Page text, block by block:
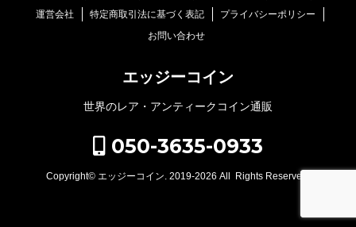
運営会社
特定商取引法に基づく表記
プライバシーポリシー
お問い合わせ
エッジーコイン
世界のレア・アンティークコイン通販
050-3635-0933
Copyright© エッジーコイン. 2019-2026 All Rights Reserved.